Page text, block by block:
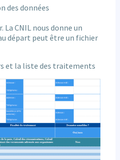
des données
La CNIL nous donne un
départ peut être un fichier
et la liste des traitements